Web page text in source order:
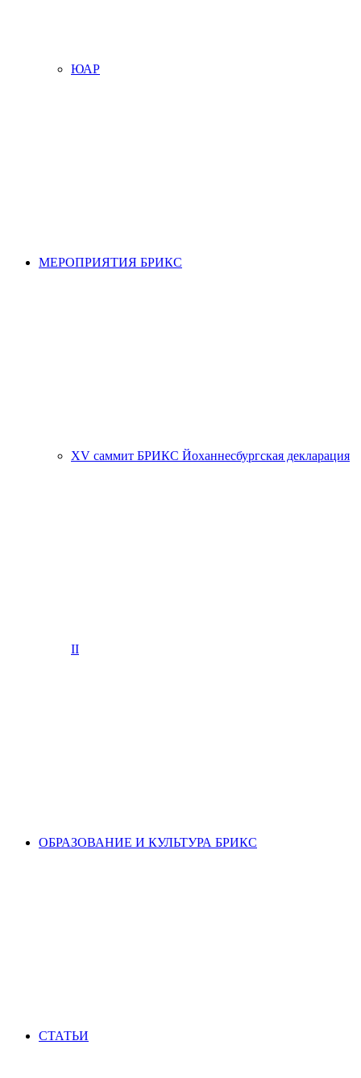
ЮАР
МЕРОПРИЯТИЯ БРИКС
XV саммит БРИКС Йоханнесбургская декларация
II
ОБРАЗОВАНИЕ И КУЛЬТУРА БРИКС
СТАТЬИ